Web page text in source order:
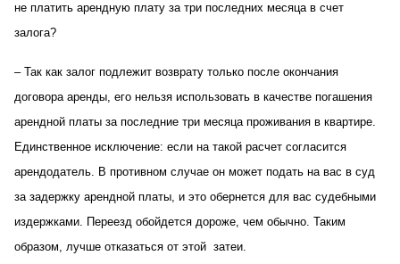
не платить арендную плату за три последних месяца в счет
залога?
– Так как залог подлежит возврату только после окончания
договора аренды, его нельзя использовать в качестве погашения
арендной платы за последние три месяца проживания в квартире.
Единственное исключение: если на такой расчет согласится
арендодатель. В противном случае он может подать на вас в суд
за задержку арендной платы, и это обернется для вас судебными
издержками. Переезд обойдется дороже, чем обычно. Таким
образом, лучше отказаться от этой затеи.